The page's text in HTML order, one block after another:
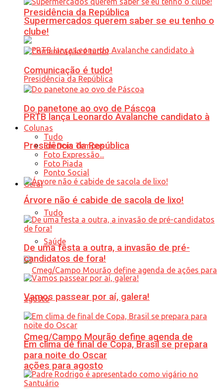
Presidência da República
PRTB lança Leonardo Avalanche candidato à
Presidência da República
Geral
Tudo
Saúde
Cmeg/Campo Mourão define agenda de
ações para agosto
Supermercados querem saber se eu tenho o
clube!
Comunicação é tudo!
Do panetone ao ovo de Páscoa
Colunas
Tudo
Em Dois Tempos
Foto Expressão...
Foto Piada
Ponto Social
Árvore não é cabide de sacola de lixo!
De uma festa a outra, a invasão de pré-
candidatos de fora!
Vamos passear por aí, galera!
Em clima de final de Copa, Brasil se prepara
para noite do Oscar